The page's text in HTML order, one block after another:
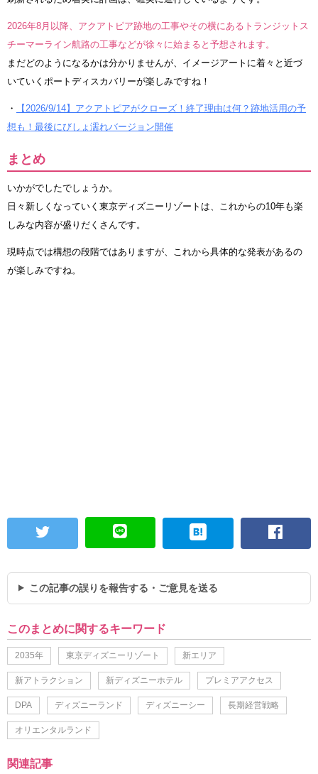
2026年8月以降、アクアトピア跡地の工事やその横にあるトランジットス
チーマーライン航路の工事などが徐々に始まると予想されます。
まだどのようになるかは分かりませんが、イメージアートに着々と近づ
いていくポートディスカバリーが楽しみですね！
・
【2026/9/14】アクアトピアがクローズ！終了理由は何？跡地活用の予
想も！最後にびしょ濡れバージョン開催
まとめ
いかがでしたでしょうか。
日々新しくなっていく東京ディズニーリゾートは、これからの10年も楽
しみな内容が盛りだくさんです。
現時点では構想の段階ではありますが、これから具体的な発表があるの
が楽しみですね。
この記事の誤りを報告する・ご意見を送る
このまとめに関するキーワード
2035年 東京ディズニーリゾート 新エリア
新アトラクション 新ディズニーホテル プレミアアクセス
DPA ディズニーランド ディズニーシー 長期経営戦略
オリエンタルランド
関連記事